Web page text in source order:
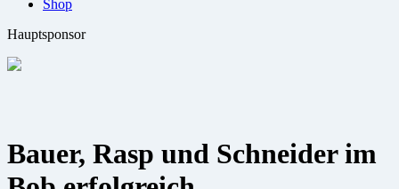
Shop
Hauptsponsor
Bauer, Rasp und Schneider im